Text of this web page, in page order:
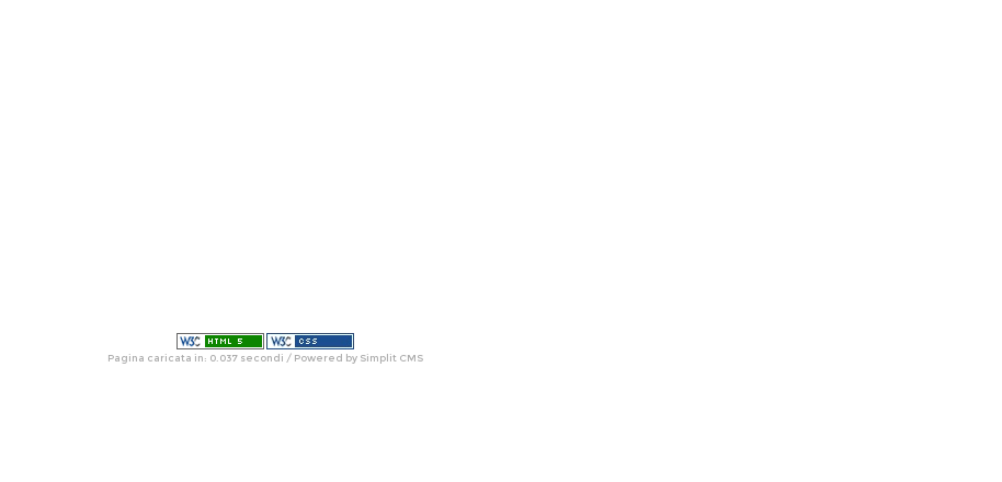
Pagina caricata in: 0.037 secondi / Powered by Simplit CMS